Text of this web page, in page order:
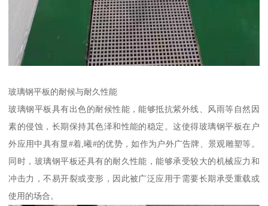
玻璃钢平板的耐候与耐久性能
玻璃钢平板具有出色的耐候性能，能够抵抗紫外线、风雨等自然因
素的侵蚀，长期保持其色泽和性能的稳定。这使得玻璃钢平板在户
外应用中具有显#着,曦#的优势，如作为户外广告牌、景观雕塑等。
同时，玻璃钢平板还具有的耐久性能，能够承受较大的机械应力和
冲击力，不易开裂或变形，因此被广泛应用于需要长期承受重载或
使用的场合。